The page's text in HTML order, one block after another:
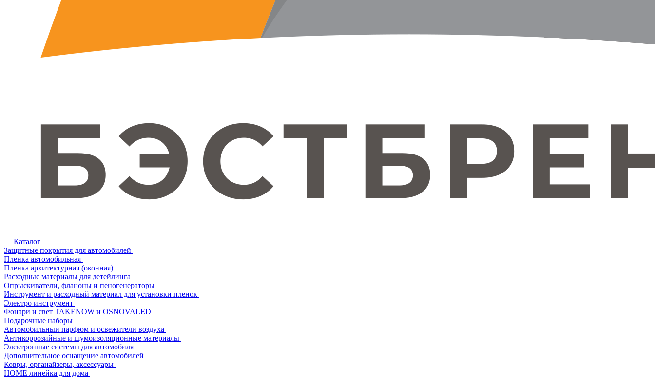
Каталог
Защитные покрытия для автомобилей
Пленка автомобильная
Пленка архитектурная (оконная)
Расходные материалы для детейлинга
Опрыскиватели, фланоны и пеногенераторы
Инструмент и расходный материал для установки пленок
Электро инструмент
Фонари и свет TAKENOW и OSNOVALED
Подарочные наборы
Автомобильный парфюм и освежители воздуха
Антикоррозийные и шумоизоляционные материалы
Электронные системы для автомобиля
Дополнительное оснащение автомобилей
Ковры, органайзеры, аксессуары
HOME линейка для дома